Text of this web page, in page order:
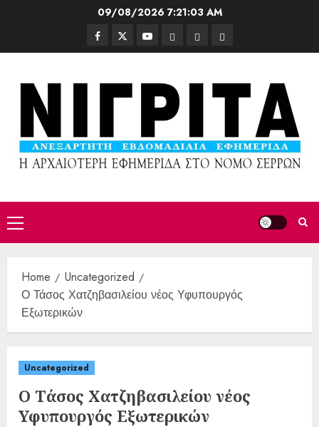
09/08/2026 7:21:05 AM
Home
Uncategorized
Ο Τάσος Χατζηβασιλείου νέος Υφυπουργός
Εξωτερικών
Uncategorized
Ο Τάσος Χατζηβασιλείου νέος
Υφυπουργός Εξωτερικών